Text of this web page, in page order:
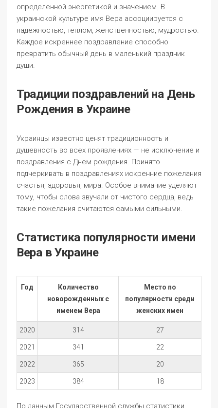
определенной энергетикой и значением. В
украинской культуре имя Вера ассоциируется с
надежностью, теплом, женственностью, мудростью.
Каждое искреннее поздравление способно
превратить обычный день в маленький праздник
души.
Традиции поздравлений на День
Рождения в Украине
Украинцы известно ценят традиционность и
душевность во всех проявлениях — не исключение и
поздравления с Днем рождения. Принято
подчеркивать в поздравлениях искренние пожелания
счастья, здоровья, мира. Особое внимание уделяют
тому, чтобы слова звучали от чистого сердца, ведь
такие пожелания считаются самыми сильными.
Статистика популярности имени
Вера в Украине
Год
Количество
новорожденных с
именем Вера
Место по
популярности среди
женских имен
2020 314 27
2021 341 22
2022 365 20
2023 384 18
По данным Государственной службы статистики